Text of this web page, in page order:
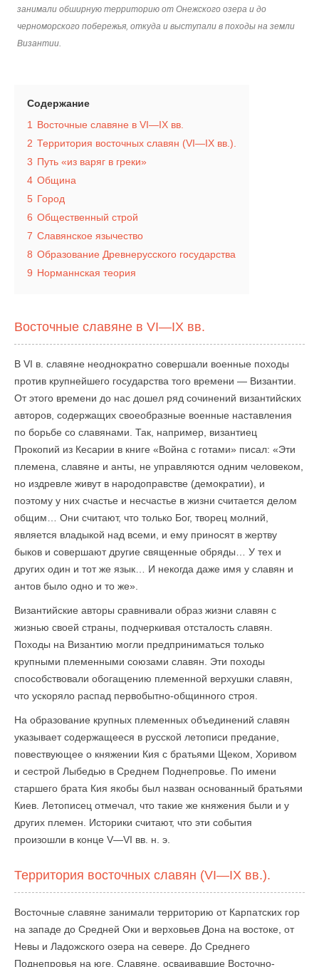
занимали обширную территорию от Онежского озера и до
черноморского побережья, откуда и выступали в походы на земли
Византии.
Содержание
1
Восточные славяне в VI—IX вв.
2 Территория восточных славян (VI—IX вв.).
3 Путь «из варяг в греки»
4 Община
5 Город
6 Общественный строй
7 Славянское язычество
8 Образование Древнерусского государства
9 Норманнская теория
Восточные славяне в VI—IX вв.
В VI в. славяне неоднократно совершали военные походы
против крупнейшего государства того времени — Византии.
От этого времени до нас дошел ряд сочинений византийских
авторов, содержащих своеобразные военные наставления
по борьбе со славянами. Так, например, византиец
Прокопий из Кесарии в книге «Война с готами» писал: «Эти
племена, славяне и анты, не управляются одним человеком,
но издревле живут в народоправстве (демократии), и
поэтому у них счастье и несчастье в жизни считается делом
общим… Они считают, что только Бог, творец молний,
является владыкой над всеми, и ему приносят в жертву
быков и совершают другие священные обряды… У тех и
других один и тот же язык… И некогда даже имя у славян и
антов было одно и то же».
Византийские авторы сравнивали образ жизни славян с
жизнью своей страны, подчеркивая отсталость славян.
Походы на Византию могли предприниматься только
крупными племенными союзами славян. Эти походы
способствовали обогащению племенной верхушки славян,
что ускоряло распад первобытно-общинного строя.
На образование крупных племенных объединений славян
указывает содержащееся в русской летописи предание,
повествующее о княжении Кия с братьями Щеком, Хоривом
и сестрой Лыбедью в Среднем Поднепровье. По имени
старшего брата Кия якобы был назван основанный братьями
Киев. Летописец отмечал, что такие же княжения были и у
других племен. Историки считают, что эти события
произошли в конце V—VI вв. н. э.
Территория восточных славян (VI—IX вв.).
Восточные славяне занимали территорию от Карпатских гор
на западе до Средней Оки и верховьев Дона на востоке, от
Невы и Ладожского озера на севере. До Среднего
Поднепровья на юге. Славяне, осваивавшие Восточно-